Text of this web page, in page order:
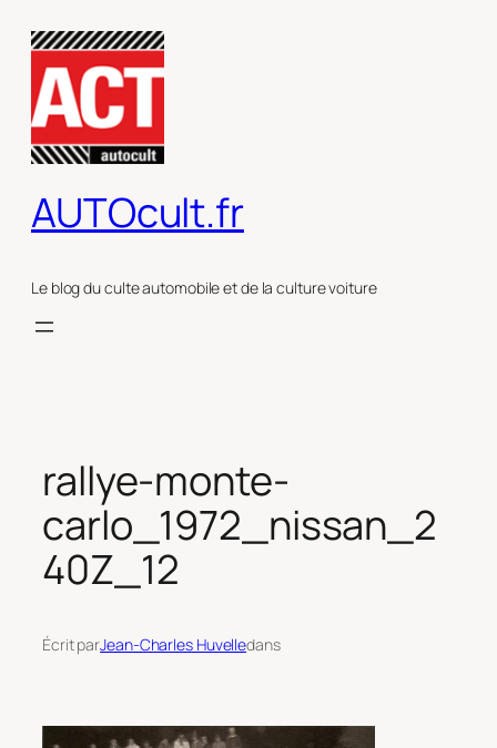
contenu
AUTOcult.fr
Le blog du culte automobile et de la culture voiture
rallye-monte-
carlo_1972_nissan_2
40Z_12
Écrit parJean-Charles Huvelledans